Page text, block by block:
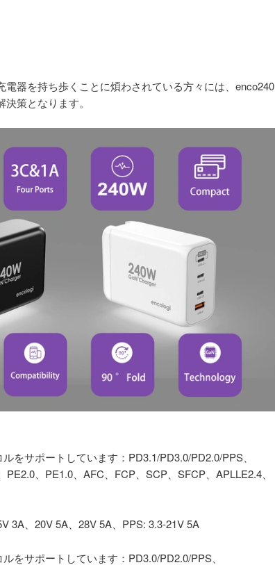
電器を持ち歩くことに煩わされている方々には、enco240
策となります。
をサポートしています：PD3.1/PD3.0/PD2.0/PPS、
、PE1.0、AFC、FCP、SCP、SFCP、APLLE2.4、
3A、20V 5A、28V 5A、PPS: 3.3-21V 5A
をサポートしています：PD3.0/PD2.0/PPS、